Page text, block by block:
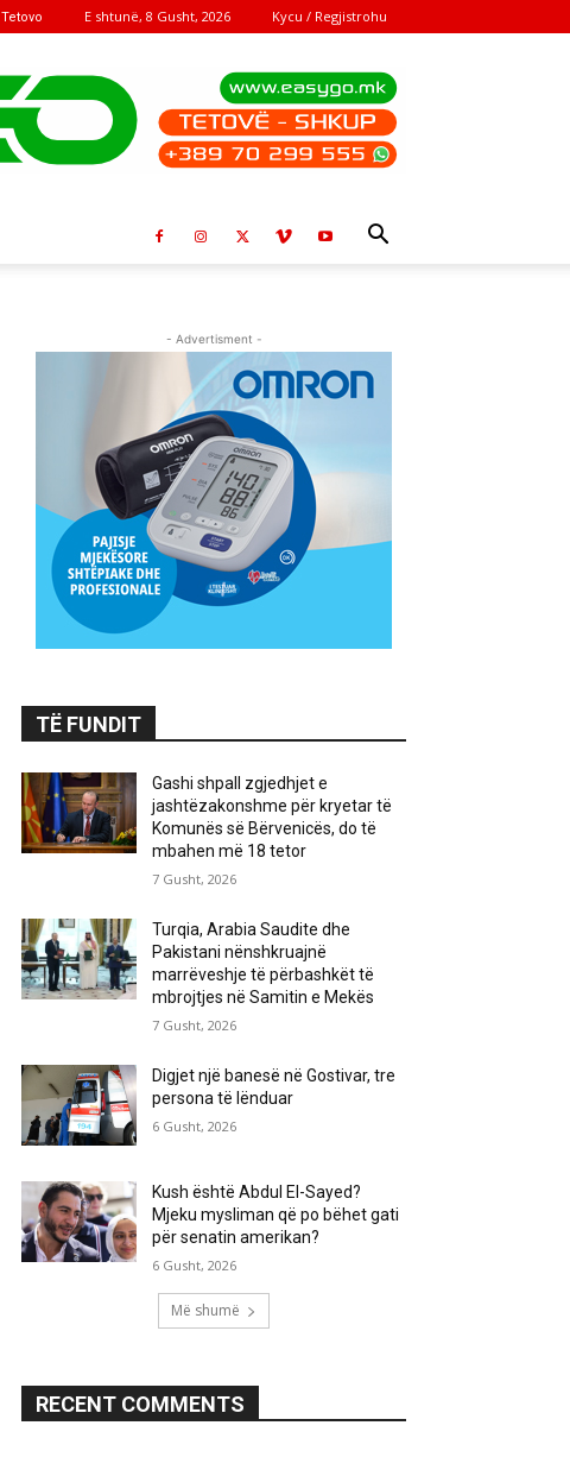
Tetovo E shtunë, 8 Gusht, 2026 Kycu / Regjistrohu
- Advertisment -
TË FUNDIT
Gashi shpall zgjedhjet e
jashtëzakonshme për kryetar të
Komunës së Bërvenicës, do të
mbahen më 18 tetor
7 Gusht, 2026
Turqia, Arabia Saudite dhe
Pakistani nënshkruajnë
marrëveshje të përbashkët të
mbrojtjes në Samitin e Mekës
7 Gusht, 2026
Digjet një banesë në Gostivar, tre
persona të lënduar
6 Gusht, 2026
Kush është Abdul El-Sayed?
Mjeku mysliman që po bëhet gati
për senatin amerikan?
6 Gusht, 2026
Më shumë
RECENT COMMENTS